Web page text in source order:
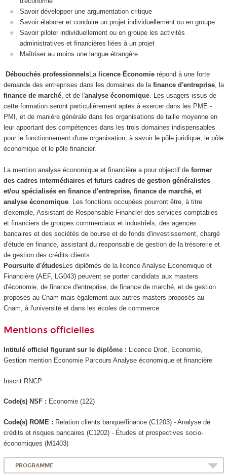
Savoir développer une argumentation critique
Savoir élaborer et conduire un projet individuellement ou en groupe
Savoir piloter individuellement ou en groupe les activités
administratives et financières liées à un projet
Maîtriser au moins une langue étrangère
Débouchés professionnelsLa licence Économierépond à une forte
demande des entreprises dans les domaines de la finance d'entreprise, la
finance de marché, et de l'analyse économique. Les usagers issus de
cette formation seront particulièrement aptes à exercer dans les PME -
PMI, et de manière générale dans les organisations de taille moyenne en
leur apportant des compétences dans les trois domaines indispensables
pour le fonctionnement d'une organisation, à savoir le pôle juridique, le pôle
économique et le pôle financier.
La mention analyse économique et financière a pour objectif de former
des cadres intermédiaires et futurs cadres de gestion généralistes
et/ou spécialisés en finance d'entreprise, finance de marché, et
analyse économique. Les fonctions occupées pourront être, à titre
d'exemple, Assistant de Responsable Financier des services comptables
et financiers de groupes commerciaux et industriels, des agences
bancaires et des sociétés de bourse et de fonds d'investissement, chargé
d'étude en finance, assistant du responsable de gestion de la trésorerie et
de gestion des crédits clients.
Poursuite d'étudesLes diplômés de la licence Analyse Economique et
Financière (AEF, LG043) peuvent se porter candidats aux masters
d'économie, de finance d'entreprise, de finance de marché, et de gestion
proposés au Cnam mais également aux autres masters proposés au
Cnam, à l'université et dans les écoles de commerce.
Mentions officielles
Intitulé officiel figurant sur le diplôme : Licence Droit, Economie,
Gestion mention Economie Parcours Analyse économique et financière
Inscrit RNCP
Code(s) NSF : Economie (122)
Code(s) ROME : Relation clients banque/finance (C1203) - Analyse de
crédits et risques bancaires (C1202) - Études et prospectives socio-
économiques (M1403)
PROGRAMME